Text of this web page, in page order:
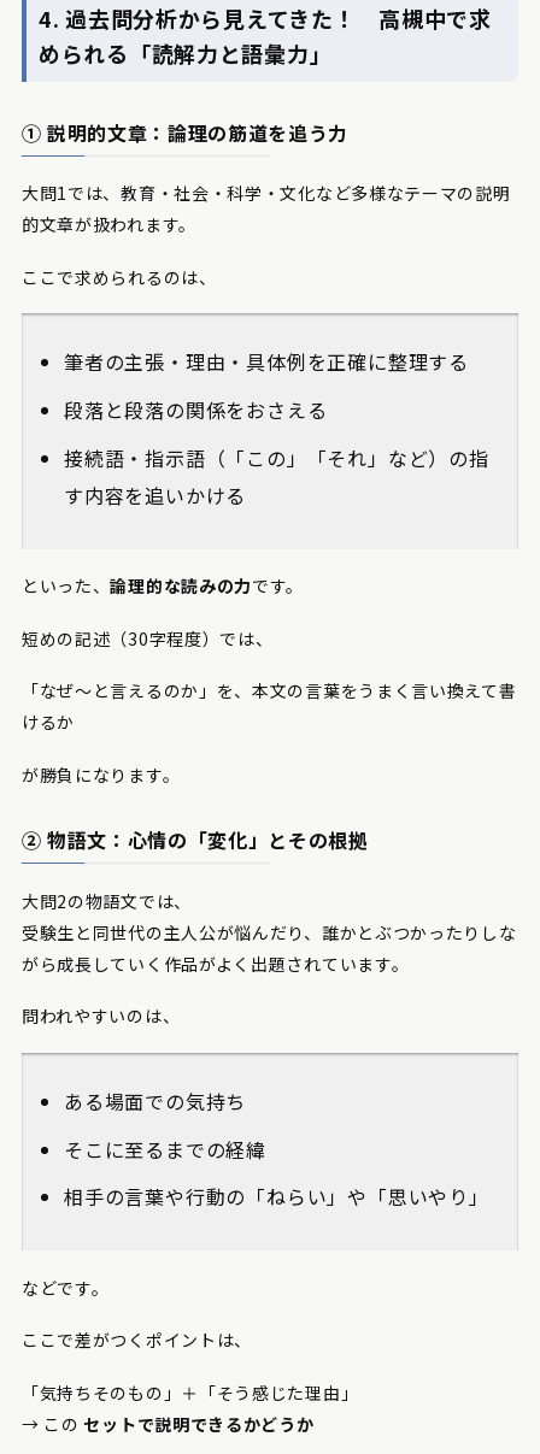
4. 過去問分析から見えてきた！ 高槻中で求
められる「読解力と語彙力」
① 説明的文章：論理の筋道を追う力
大問1では、教育・社会・科学・文化など多様なテーマの説明
的文章が扱われます。
ここで求められるのは、
筆者の主張・理由・具体例を正確に整理する
段落と段落の関係をおさえる
接続語・指示語（「この」「それ」など）の指
す内容を追いかける
といった、論理的な読みの力です。
短めの記述（30字程度）では、
「なぜ〜と言えるのか」を、本文の言葉をうまく言い換えて書
けるか
が勝負になります。
② 物語文：心情の「変化」とその根拠
大問2の物語文では、
受験生と同世代の主人公が悩んだり、誰かとぶつかったりしな
がら成長していく作品がよく出題されています。
問われやすいのは、
ある場面での気持ち
そこに至るまでの経緯
相手の言葉や行動の「ねらい」や「思いやり」
などです。
ここで差がつくポイントは、
「気持ちそのもの」＋「そう感じた理由」
→ このセットで説明できるかどうか